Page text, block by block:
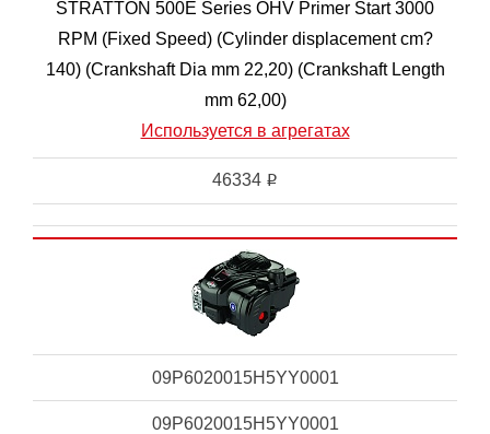
STRATTON 500E Series OHV Primer Start 3000
RPM (Fixed Speed) (Cylinder displacement cm?
140) (Crankshaft Dia mm 22,20) (Crankshaft Length
mm 62,00)
Используется в агрегатах
46334 i
09P6020015H5YY0001
09P6020015H5YY0001